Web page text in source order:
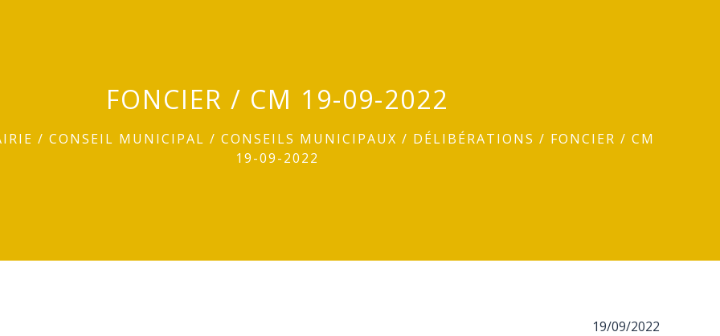
FONCIER / CM 19-09-2022
/CONSEIL MUNICIPAL /CONSEILS MUNICIPAUX / DÉLIBÉRATIONS / FONCIER / CM
19-09-2022
19/09/2022